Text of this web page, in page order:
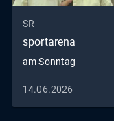
SR
sportarena
am Sonntag
14.06.2026